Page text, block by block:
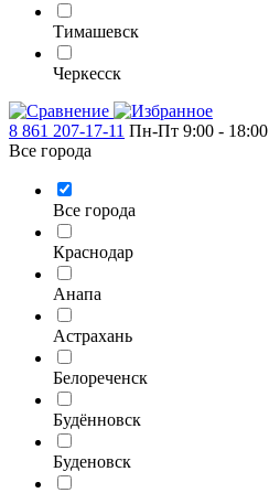
Тимашевск
Черкесск
8 861 207-17-11 Пн-Пт 9:00 - 18:00
Все города
Все города
Краснодар
Анапа
Астрахань
Белореченск
Будённовск
Буденовск